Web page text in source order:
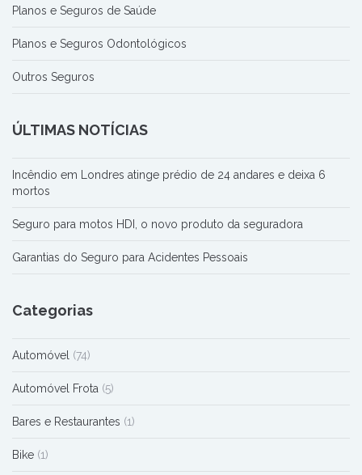
Planos e Seguros de Saúde
Planos e Seguros Odontológicos
Outros Seguros
ÚLTIMAS NOTÍCIAS
Incêndio em Londres atinge prédio de 24 andares e deixa 6
mortos
Seguro para motos HDI, o novo produto da seguradora
Garantias do Seguro para Acidentes Pessoais
Categorias
Automóvel (74)
Automóvel Frota (5)
Bares e Restaurantes (1)
Bike (1)